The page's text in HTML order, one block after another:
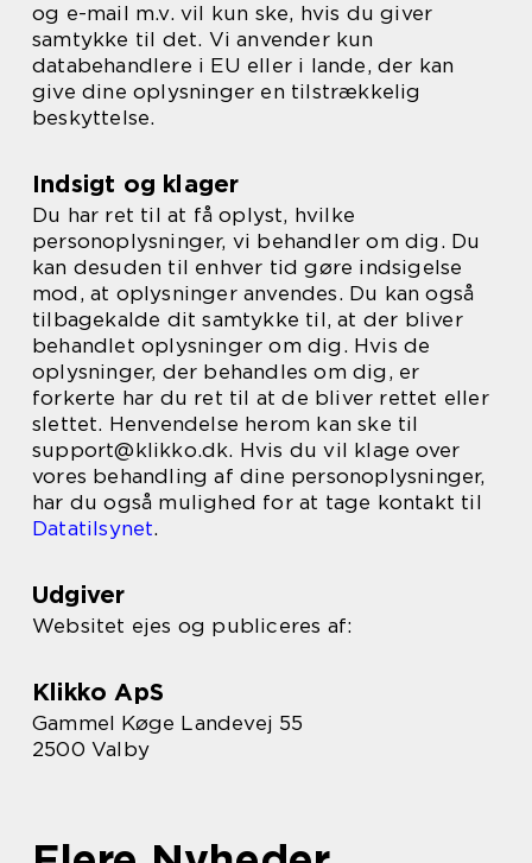
og e-mail m.v. vil kun ske, hvis du giver
samtykke til det. Vi anvender kun
databehandlere i EU eller i lande, der kan
give dine oplysninger en tilstrækkelig
beskyttelse.
Indsigt og klager
Du har ret til at få oplyst, hvilke
personoplysninger, vi behandler om dig. Du
kan desuden til enhver tid gøre indsigelse
mod, at oplysninger anvendes. Du kan også
tilbagekalde dit samtykke til, at der bliver
behandlet oplysninger om dig. Hvis de
oplysninger, der behandles om dig, er
forkerte har du ret til at de bliver rettet eller
slettet. Henvendelse herom kan ske til
support@klikko.dk. Hvis du vil klage over
vores behandling af dine personoplysninger,
har du også mulighed for at tage kontakt til
Datatilsynet.
Udgiver
Websitet ejes og publiceres af:
Klikko ApS
Gammel Køge Landevej 55
2500 Valby